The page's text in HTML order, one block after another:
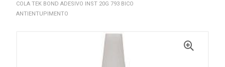
COLA TEK BOND ADESIVO INST 20G 793 BICO
ANTIENTUPIMENTO